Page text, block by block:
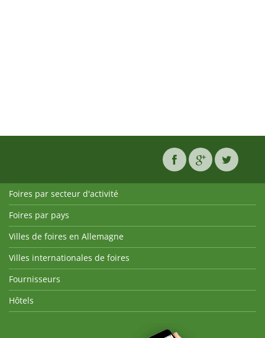
Foires par secteur d'activité
Foires par pays
Villes de foires en Allemagne
Villes internationales de foires
Fournisseurs
Hôtels